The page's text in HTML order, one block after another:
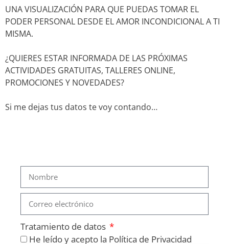
UNA VISUALIZACIÓN PARA QUE PUEDAS TOMAR EL
PODER PERSONAL DESDE EL AMOR INCONDICIONAL A TI
MISMA.
¿QUIERES ESTAR INFORMADA DE LAS PRÓXIMAS
ACTIVIDADES GRATUITAS, TALLERES ONLINE,
PROMOCIONES Y NOVEDADES?
Si me dejas tus datos te voy contando…
Tratamiento de datos
He leído y acepto la Política de Privacidad